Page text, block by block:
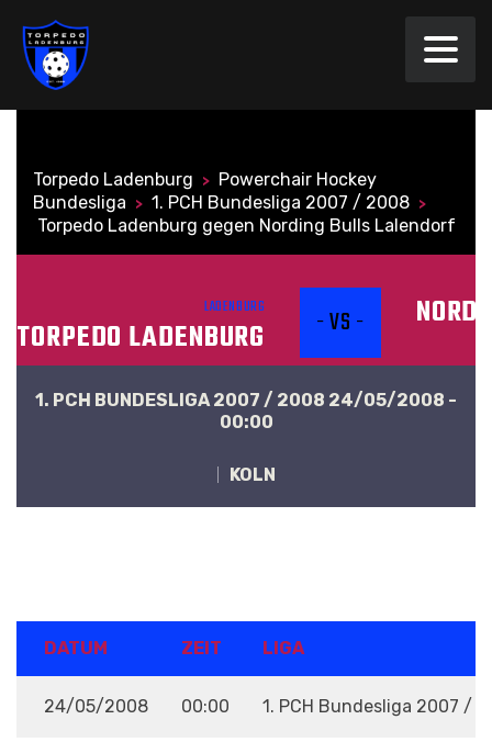
Torpedo Ladenburg > Powerchair Hockey
Bundesliga
> 1. PCH Bundesliga 2007 / 2008 >
Torpedo Ladenburg gegen Nording Bulls Lalendorf
LADENBURG
TORPEDO LADENBURG - VS -
1. PCH BUNDESLIGA 2007 / 2008 24/05/2008 -
00:00
KÖLN
DATUM ZEIT LIGA
24/05/2008 00:00 1. PCH Bundesliga 2007 /